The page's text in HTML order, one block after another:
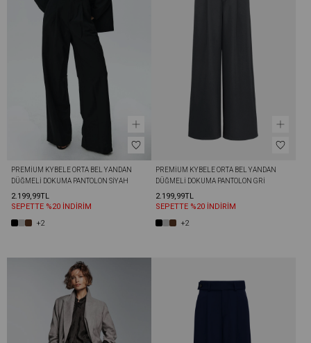
PREMIUM KYBELE ORTA BEL YANDAN
DÜĞMELI DOKUMA PANTOLON SIYAH
2.199,99TL
SEPETTE %20 İNDİRİM
+2
PREMIUM KYBELE ORTA BEL YANDAN
DÜĞMELI DOKUMA PANTOLON GRI
2.199,99TL
SEPETTE %20 İNDİRİM
+2